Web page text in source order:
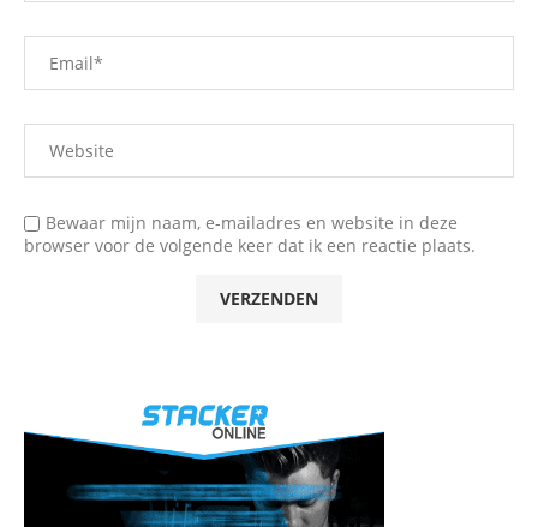
Bewaar mijn naam, e-mailadres en website in deze
browser voor de volgende keer dat ik een reactie plaats.